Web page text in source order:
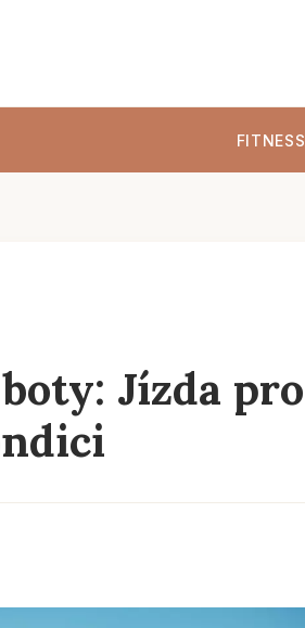
FITNESS
Jízda pro